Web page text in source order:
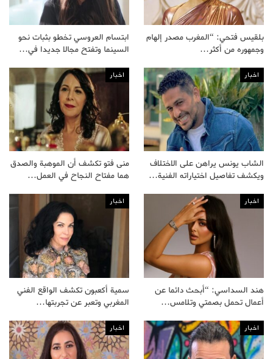
بلقيس فتحي: “المغرب مصدر إلهام
وجمهوره من أكثر…
ابتسام العروسي تخطو بثبات نحو
السينما وتفتح مجالا جديدا في…
اخبار
الشاب يونس يراهن على الاختلاف
ويكشف تفاصيل اختياراته الفنية…
اخبار
منى فتو تكشف أن الموهبة والصدق
هما مفتاح النجاح في العمل…
اخبار
هند السداسي: “أبحث دائما عن
أعمال تحمل بصمتي وتلامس…
اخبار
سمية أكعبون تكشف الواقع الفني
المغربي وتعبر عن تجربتها…
اخبار اخبار